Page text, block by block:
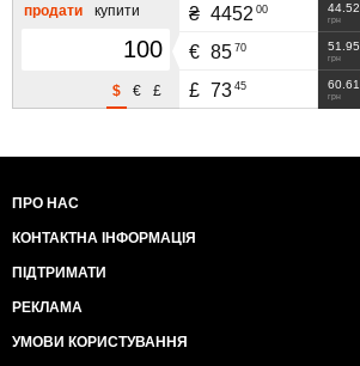
продати купити
£
€
$
44.52
грн
₴ 4452 00
51.95
грн
€ 85 70
60.61
грн
£ 73 45
ПРО НАС
КОНТАКТНА ІНФОРМАЦІЯ
ПІДТРИМАТИ
РЕКЛАМА
УМОВИ КОРИСТУВАННЯ